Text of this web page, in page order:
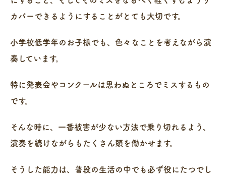
カバーできるようにすることがとても大切です。
小学校低学年のお子様でも、色々なことを考えながら演
奏しています。
特に発表会やコンクールは思わぬところでミスするもの
です。
そんな時に、一番被害が少ない方法で乗り切れるよう、
演奏を続けながらもたくさん頭を働かせます。
そうした能力は、普段の生活の中でも必ず役にたつでし